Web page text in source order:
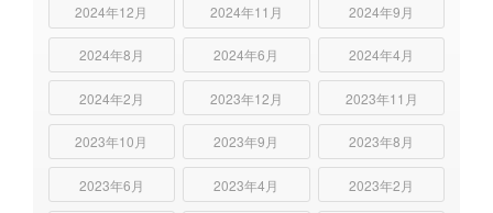
2024年12月 2024年11月 2024年9月
2024年8月 2024年6月 2024年4月
2024年2月 2023年12月 2023年11月
2023年10月 2023年9月 2023年8月
2023年6月 2023年4月 2023年2月